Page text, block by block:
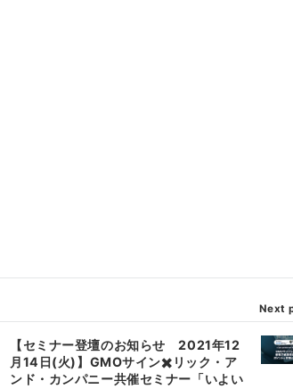
Next
【セミナー登壇のお知らせ 2021年12
月14日(火)】GMOサイン✖️リック・ア
ンド・カンパニー共催セミナー「いよい